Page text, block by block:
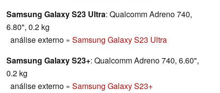
Samsung Galaxy S23 Ultra: Qualcomm Adreno 740,
6.80", 0.2 kg
análise externo » Samsung Galaxy S23 Ultra
Samsung Galaxy S23+: Qualcomm Adreno 740, 6.60",
0.2 kg
análise externo » Samsung Galaxy S23+